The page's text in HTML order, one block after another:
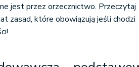
jest przez orzecznictwo. Przeczytaj
zasad, które obowiązują jeśli chodzi